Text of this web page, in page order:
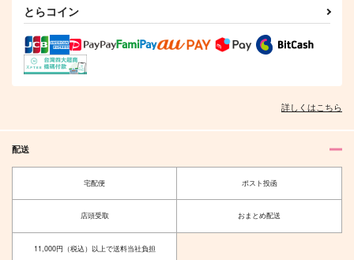
合縁奇縁
シーソーゲーム
1,147円（税込）
Laugh away the Dark
よれよれの
1,430
とらコイン
詳しくはこちら
配送
宅配便 ポスト投函
店頭受取 おまとめ配送
11,000円（税込）以上で送料当社負担